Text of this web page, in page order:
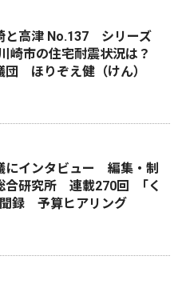
と高津 No.137 シリーズ
崎市の住宅耐震状況は？
団 ほりぞえ健（けん）
にインタビュー 編集・制
合研究所 連載270回 ｢く
録 予算ヒアリング